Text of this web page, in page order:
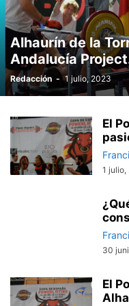
Alhaurín de la
Andalucía
Redacción - 1 julio, 2023
El
1 julio,
30
El